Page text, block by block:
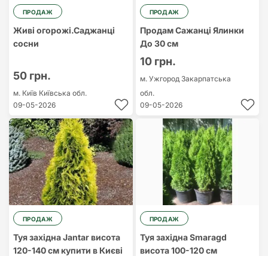
ПРОДАЖ
Живі огорожі.Саджанці
сосни
50 грн.
м. Київ Київська обл.
09-05-2026
ПРОДАЖ
Продам Сажанцi Ялинки
До 30 см
10 грн.
м. Ужгород Закарпатська
обл.
09-05-2026
ПРОДАЖ
Туя західна Jantar висота
120-140 см купити в Києві
ПРОДАЖ
Туя західна Smaragd
висота 100-120 см